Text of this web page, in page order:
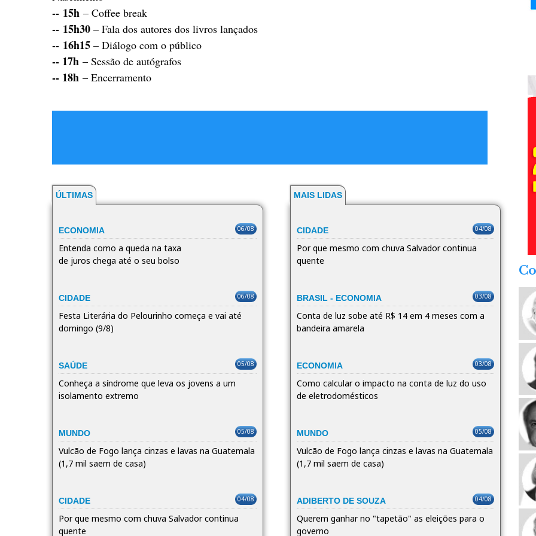
-- 15h – Coffee break
-- 15h30 – Fala dos autores dos livros lançados
-- 16h15 – Diálogo com o público
-- 17h – Sessão de autógrafos
-- 18h – Encerramento
ÚLTIMAS
ECONOMIA 06/08
Entenda como a queda na taxa
de juros chega até o seu bolso
CIDADE 06/08
Festa Literária do Pelourinho começa e vai até
domingo (9/8)
SAÚDE 05/08
Conheça a síndrome que leva os jovens a um
isolamento extremo
MUNDO 05/08
Vulcão de Fogo lança cinzas e lavas na Guatemala
(1,7 mil saem de casa)
CIDADE 04/08
Por que mesmo com chuva Salvador continua
quente
MAIS LIDAS
CIDADE 04/08
Por que mesmo com chuva Salvador continua
quente
BRASIL - ECONOMIA 03/08
Conta de luz sobe até R$ 14 em 4 meses com a
bandeira amarela
ECONOMIA 03/08
Como calcular o impacto na conta de luz do uso
de eletrodomésticos
MUNDO 05/08
Vulcão de Fogo lança cinzas e lavas na Guatemala
(1,7 mil saem de casa)
ADIBERTO DE SOUZA 04/08
Querem ganhar no "tapetão" as eleições para o
governo